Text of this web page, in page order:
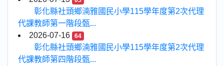
彰化縣社頭鄉湳雅國民小學115學年度第2次代理
代課教師第一階段甄...
2026-07-16
64
彰化縣社頭鄉湳雅國民小學115學年度第2次代理
代課教師第四階段甄...